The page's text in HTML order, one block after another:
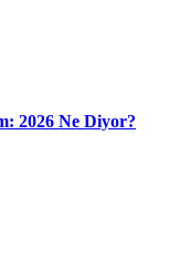
2026 Ne Diyor?